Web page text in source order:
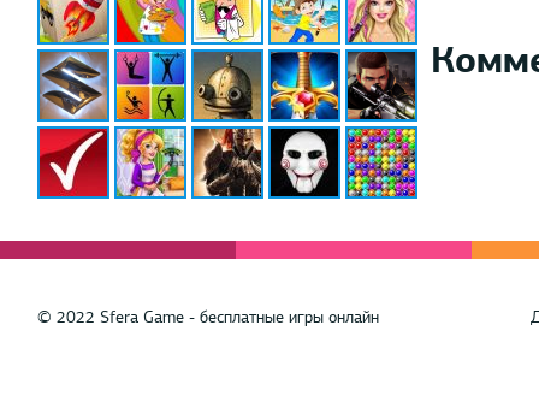
© 2022 Sfera Game - бесплатные игры онлайн